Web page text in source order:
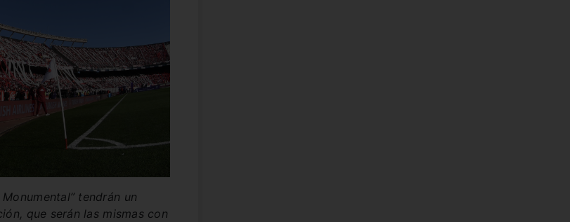
tendrán un
que serán las mismas con